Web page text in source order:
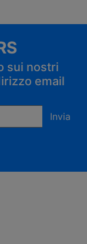
sui nostri
email
Invia